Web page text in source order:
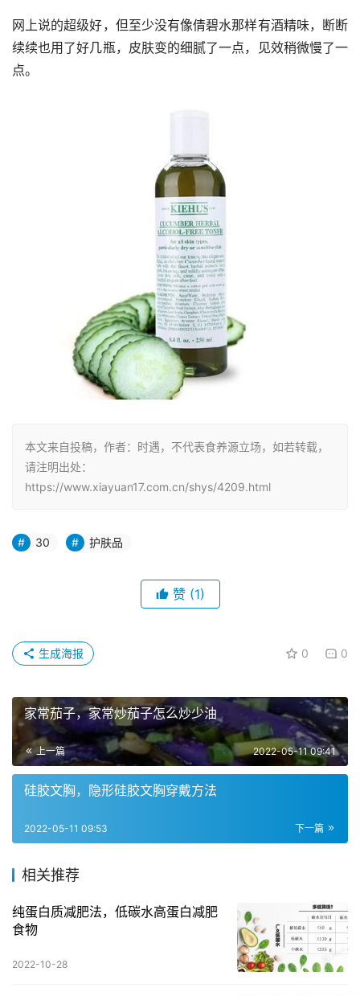
网上说的超级好，但至少没有像倩碧水那样有酒精味，断断
续续也用了好几瓶，皮肤变的细腻了一点，见效稍微慢了一
点。
本文来自投稿，作者：时遇，不代表食养源立场，如若转载，
请注明出处：
https://www.xiayuan17.com.cn/shys/4209.html
30 护肤品
赞 (1)
0 0
生成海报
家常茄子，家常炒茄子怎么炒少油
上一篇 2022-05-11 09:41
硅胶文胸，隐形硅胶文胸穿戴方法
下一篇
2022-05-11 09:53
相关推荐
纯蛋白质减肥法，低碳水高蛋白减肥
食物
2022-10-28